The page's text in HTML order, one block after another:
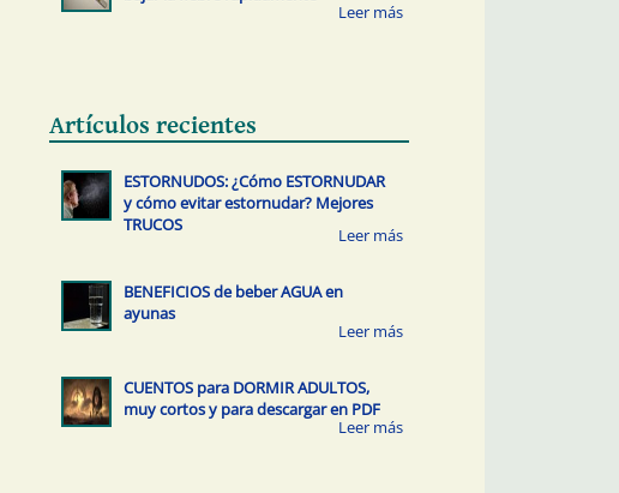
Artículos recientes
ESTORNUDOS: ¿Cómo ESTORNUDAR
y cómo evitar estornudar? Mejores
TRUCOS
BENEFICIOS de beber AGUA en
ayunas
CUENTOS para DORMIR ADULTOS,
muy cortos y para descargar en PDF